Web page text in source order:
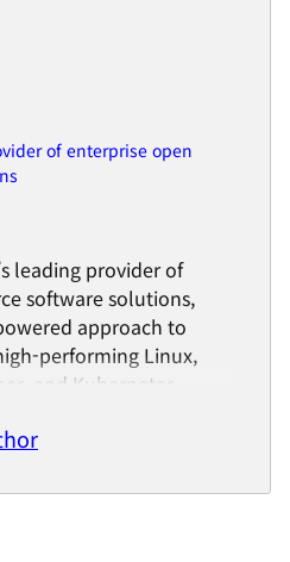
of enterprise open
leading provider of
software solutions,
approach to
performing Linux,
and Kubernetes
develop cloud-native